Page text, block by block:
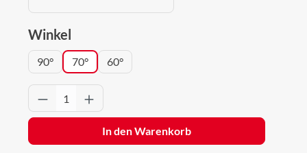
Winkel
90° 70° 60°
Produkt Anzahl: Gib den gewünschten
In den Warenkorb